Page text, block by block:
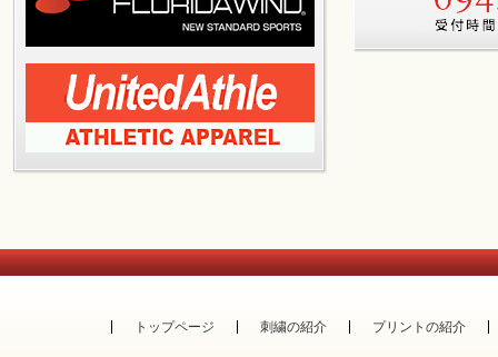
トップページ 刺繍の紹介 プリントの紹介